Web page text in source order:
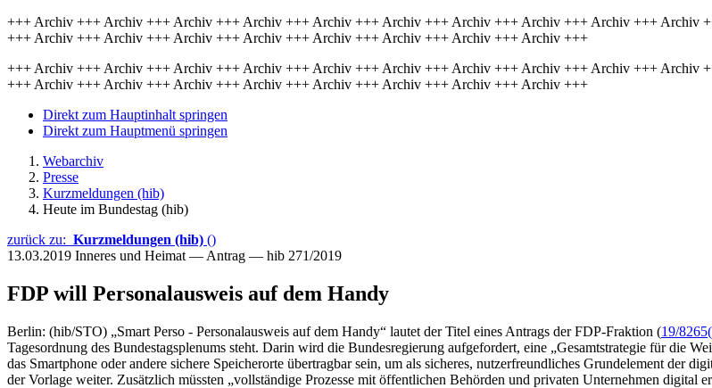
+++ Archiv +++ Archiv +++ Archiv +++ Archiv +++ Archiv +++ Archiv +++ Archiv +++ Archiv +++ Archiv +++
+++ Archiv +++ Archiv +++ Archiv +++ Archiv +++ Archiv +++ Archiv +++ Archiv +++ Archiv +++
+++ Archiv +++ Archiv +++ Archiv +++ Archiv +++ Archiv +++ Archiv +++ Archiv +++ Archiv +++ Archiv +++
+++ Archiv +++ Archiv +++ Archiv +++ Archiv +++ Archiv +++ Archiv +++ Archiv +++ Archiv +++
Direkt zum Hauptinhalt springen
Direkt zum Hauptmenü springen
Webarchiv
Presse
Kurzmeldungen (hib)
Heute im Bundestag (hib)
zurück zu: Kurzmeldungen (hib) ()
13.03.2019 Inneres und Heimat — Antrag — hib 271/2019
FDP will Personalausweis auf dem Handy
Berlin: (hib/STO) „Smart Perso - Personalausweis auf dem Handy“ lautet der Titel eines Antrags der FDP-Fraktion (19/8265
Tagesordnung des Bundestagsplenums steht. Darin wird die Bundesregierung aufgefordert, eine „Gesamtstrategie für die
das Smartphone oder andere sichere Speicherorte übertragbar sein, um als sicheres, nutzerfreundliches Grundelement der
der Vorlage weiter. Zusätzlich müssten „vollständige Prozesse mit öffentlichen Behörden und privaten Unternehmen digital